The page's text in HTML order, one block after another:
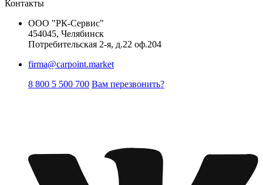
Контакты
ООО "РК-Сервис"
454045, Челябинск
Потребительская 2-я, д.22 оф.204
firma@carpoint.market
8 800 5 500 700 Вам перезвонить?